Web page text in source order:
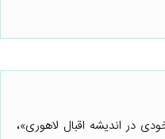
در اندیشه اقبال لاهوری»،